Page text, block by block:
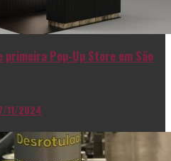
primeira Pop-Up Store em São
11/2024